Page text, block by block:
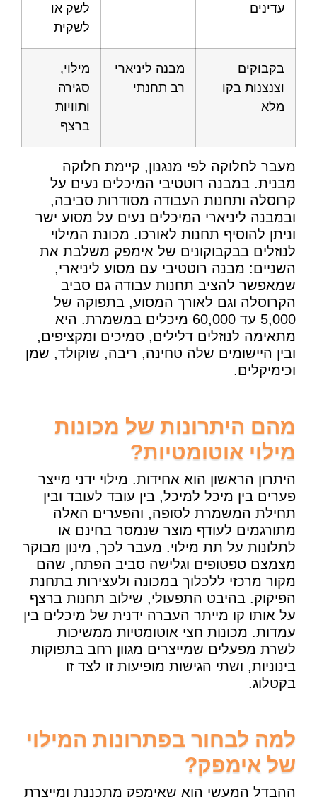
עדינים
לשק או
לשקית
בקבוקים
וצנצנות בקו
מלא
מבנה ליניארי
רב תחנתי
מילוי,
סגירה
ותוויות
ברצף
מעבר לחלוקה לפי מנגנון, קיימת חלוקה
מבנית. במבנה רוטטיבי המיכלים נעים על
קרוסלה ותחנות העבודה מסודרות סביבה,
ובמבנה ליניארי המיכלים נעים על מסוע ישר
וניתן להוסיף תחנות לאורכו. מכונת המילוי
לנוזלים בבקבוקונים של אימפק משלבת את
השניים: מבנה רוטטיבי עם מסוע ליניארי,
שמאפשר להציב תחנות עבודה גם סביב
הקרוסלה וגם לאורך המסוע, בתפוקה של
5,000 עד 60,000 מיכלים במשמרת. היא
מתאימה לנוזלים דלילים, סמיכים ומקציפים,
ובין היישומים שלה טחינה, ריבה, שוקולד, שמן
וכימיקלים.
מהם היתרונות של מכונות
מילוי אוטומטיות?
היתרון הראשון הוא אחידות. מילוי ידני מייצר
פערים בין מיכל למיכל, בין עובד לעובד ובין
תחילת המשמרת לסופה, והפערים האלה
מתורגמים לעודף מוצר שנמסר בחינם או
לתלונות על תת מילוי. מעבר לכך, מינון מבוקר
מצמצם טפטופים וגלישה סביב הפתח, שהם
מקור מרכזי ללכלוך במכונה ולעצירות בתחנת
הפיקוק. בהיבט התפעולי, שילוב תחנות ברצף
על אותו קו מייתר העברה ידנית של מיכלים בין
עמדות. מכונות חצי אוטומטיות ממשיכות
לשרת מפעלים שמייצרים מגוון רחב בתפוקות
בינוניות, ושתי הגישות מופיעות זו לצד זו
בקטלוג.
למה לבחור בפתרונות המילוי
של אימפק?
ההבדל המעשי הוא שאימפק מתכננת ומייצרת